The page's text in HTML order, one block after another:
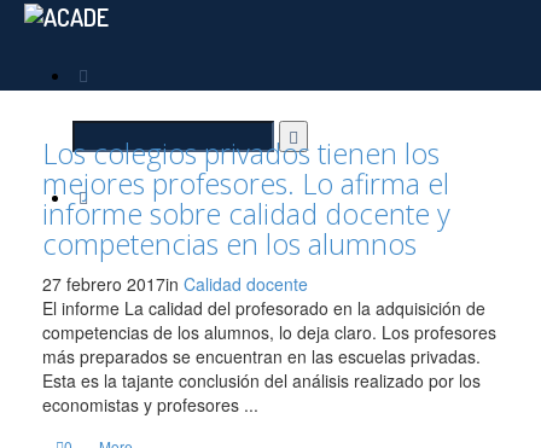
Los colegios privados tienen los
mejores profesores. Lo afirma el
informe sobre calidad docente y
competencias en los alumnos
27 febrero 2017in Calidad docente
El informe La calidad del profesorado en la adquisición de
competencias de los alumnos, lo deja claro. Los profesores
más preparados se encuentran en las escuelas privadas.
Esta es la tajante conclusión del análisis realizado por los
economistas y profesores ...